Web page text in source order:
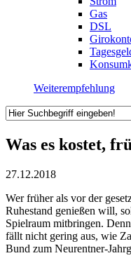
Gas
DSL
Weiterempfehlung
Was es kostet,
27.12.2018
Wer früher als vor der
Ruhestand genießen will,
Spielraum mitbringen.
fällt nicht gering aus, wie
Bund zum Neurentner-